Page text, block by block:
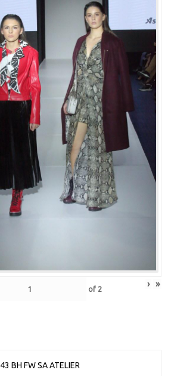
of 2 › »
43 BH FW SA ATELIER